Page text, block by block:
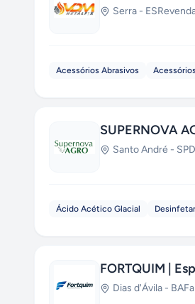
Serra - ES
Acessórios Abrasivos
SUPERNOVA
Santo André - SP
Ácido Acético Glacial
FORTQUIM |
Dias d'Ávila - BA